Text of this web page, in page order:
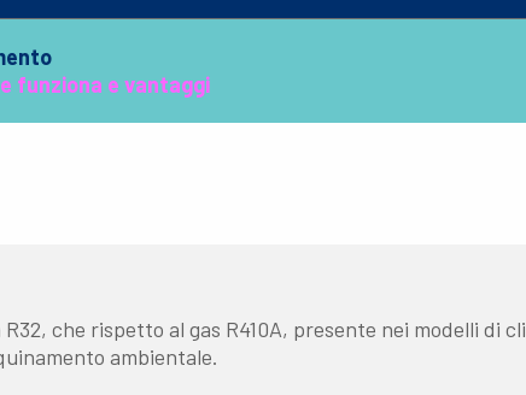
funziona e vantaggi
che rispetto al gas R410A, presente nei modelli di
ambientale.